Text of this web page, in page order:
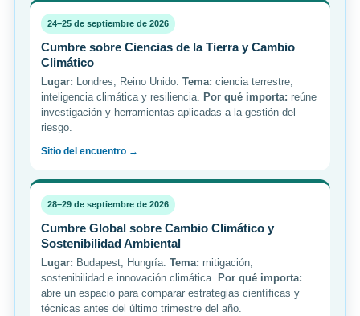
24–25 de septiembre de 2026
Cumbre sobre Ciencias de la Tierra y Cambio
Climático
Lugar: Londres, Reino Unido. Tema: ciencia terrestre,
inteligencia climática y resiliencia. Por qué importa: reúne
investigación y herramientas aplicadas a la gestión del
riesgo.
Sitio del encuentro →
28–29 de septiembre de 2026
Cumbre Global sobre Cambio Climático y
Sostenibilidad Ambiental
Lugar: Budapest, Hungría. Tema: mitigación,
sostenibilidad e innovación climática. Por qué importa:
abre un espacio para comparar estrategias científicas y
técnicas antes del último trimestre del año.